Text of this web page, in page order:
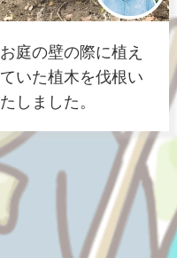
お庭の壁の際に植え
ていた植木を伐根い
たしました。